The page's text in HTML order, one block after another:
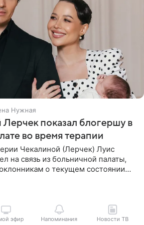
Нужная
показал блогершу в
во время терапии
Чекалиной (Лерчек) Луис
на связь из больничной палаты,
о текущем состоянии
эфир Напоминания Новости ТВ